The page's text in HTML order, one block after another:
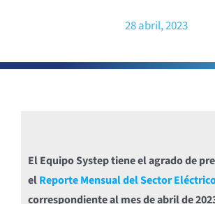
28 abril, 2023
El Equipo Systep tiene el agrado de
elReporte Mensual del Sector
correspondiente al mes de abril de